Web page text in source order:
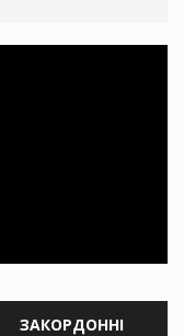
ЗАКОРДОННІ